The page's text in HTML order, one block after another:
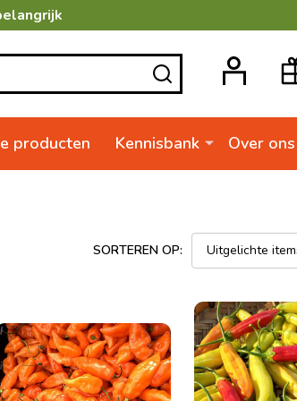
ZOEKEN
producten Kennisbank Over ons
SORTEREN OP: